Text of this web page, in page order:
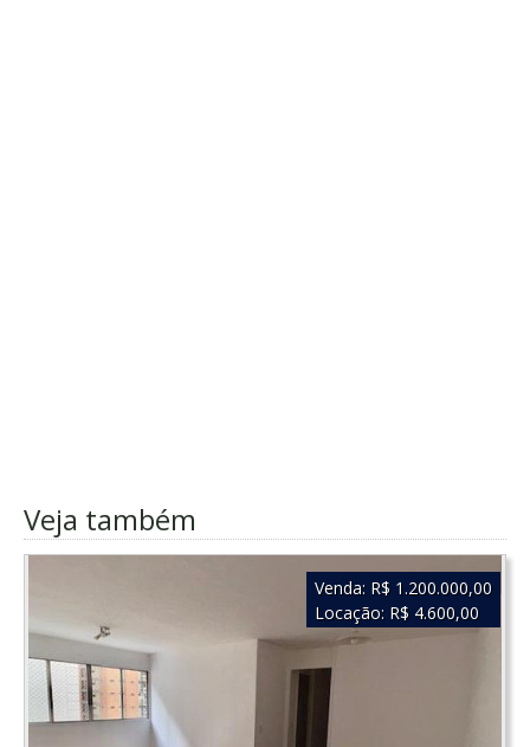
Veja também
Venda: R$ 1.200.000,00
Locação: R$ 4.600,00